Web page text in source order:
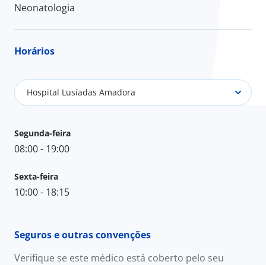
Neonatologia
Horários
Hospital Lusíadas Amadora
Segunda-feira
08:00 - 19:00
Sexta-feira
10:00 - 18:15
Seguros e outras convenções
Verifique se este médico está coberto pelo seu